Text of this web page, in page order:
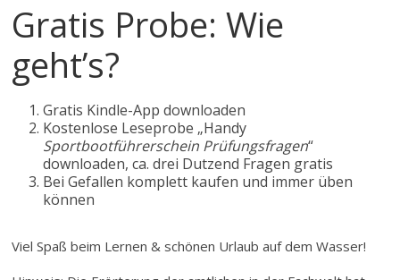
Gratis Probe: Wie
geht’s?
Gratis Kindle-App downloaden
Kostenlose Leseprobe „Handy
Sportbootführerschein Prüfungsfragen“
downloaden, ca. drei Dutzend Fragen gratis
Bei Gefallen komplett kaufen und immer üben
können
Viel Spaß beim Lernen & schönen Urlaub auf dem Wasser!